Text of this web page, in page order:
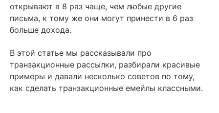
открывают в 8 раз чаще, чем любые другие
письма, к тому же они могут принести в 6 раз
больше дохода.
В этой статье мы рассказывали про
транзакционные рассылки, разбирали красивые
примеры и давали несколько советов по тому,
как сделать транзакционные емейлы классными.